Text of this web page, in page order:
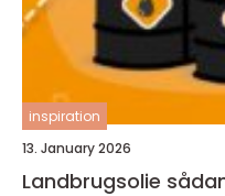
inspiration
13. January 2026
Landbrugsolie sådan vælger du rigtigt til